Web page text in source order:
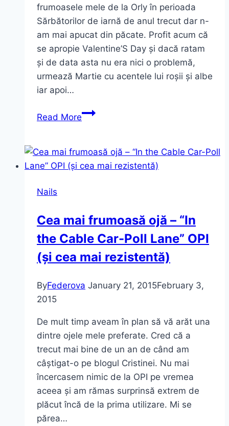
frumoasele mele de la Orly în perioada
Sărbătorilor de iarnă de anul trecut dar n-
am mai apucat din păcate. Profit acum că
se apropie Valentine’S Day și dacă ratam
și de data asta nu era nici o problemă,
urmează Martie cu acentele lui roșii și albe
iar apoi…
Read MoreCod
Manichiura
de
Nails
Cea mai frumoasă ojă – “In
the Cable Car-Poll Lane” OPI
(și cea mai rezistentă)
ByFederova January 21, 2015February 3,
2015
De mult timp aveam în plan să vă arăt una
dintre ojele mele preferate. Cred că a
trecut mai bine de un an de când am
câștigat-o pe blogul Cristinei. Nu mai
încercasem nimic de la OPI pe vremea
aceea și am rămas surprinsă extrem de
plăcut încă de la prima utilizare. Mi se
părea…